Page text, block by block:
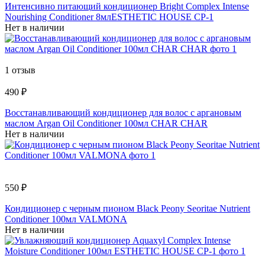
Интенсивно питающий кондиционер Bright Complex Intense
Nourishing Conditioner 8млESTHETIC HOUSE СР-1
Нет в наличии
1 отзыв
490 ₽
Восстанавливающий кондиционер для волос с аргановым
маслом Argan Oil Conditioner 100мл СHAR CHAR
Нет в наличии
550 ₽
Кондиционер с черным пионом Black Peony Seoritae Nutrient
Conditioner 100мл VALMONA
Нет в наличии